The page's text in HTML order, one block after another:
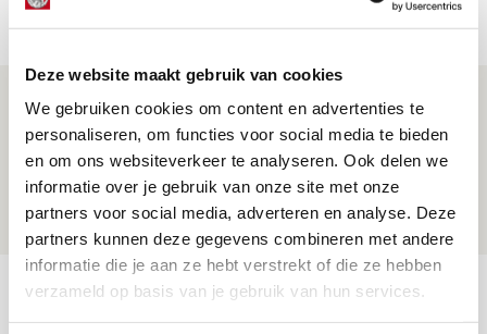
Deze website maakt gebruik van cookies
We gebruiken cookies om content en advertenties te
personaliseren, om functies voor social media te bieden
en om ons websiteverkeer te analyseren. Ook delen we
informatie over je gebruik van onze site met onze
partners voor social media, adverteren en analyse. Deze
partners kunnen deze gegevens combineren met andere
informatie die je aan ze hebt verstrekt of die ze hebben
verzameld op basis van je gebruik van hun services.
Net binnen //
Reisverslag PEC-uit: geregisseerde
operatie onderweg naar
‘voetbaltempel’
09 AUGUSTUS 2026 - 18:53
BLOG
Brandt heeft veel vertrouwen in Ajax
dat steeds beter wordt